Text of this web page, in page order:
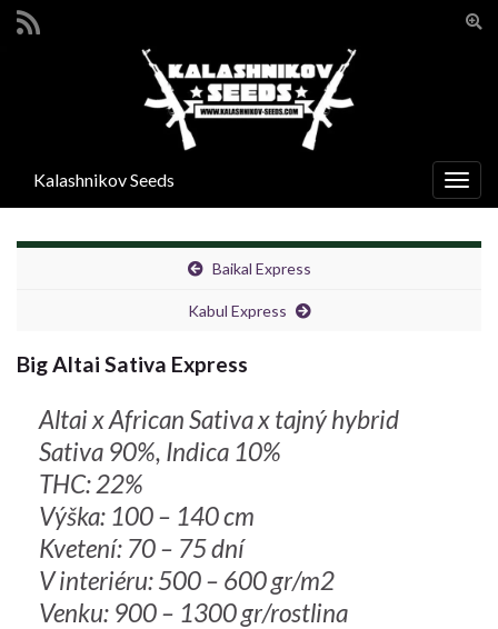
Search for:
Kalashnikov Seeds
Baikal Express
Kabul Express
Big Altai Sativa Express
Altai x African Sativa x tajný hybrid
Sativa 90%, Indica 10%
THC: 22%
Výška: 100 – 140 cm
Kvetení: 70 – 75 dní
V interiéru: 500 – 600 gr/m2
Venku: 900 – 1300 gr/rostlina